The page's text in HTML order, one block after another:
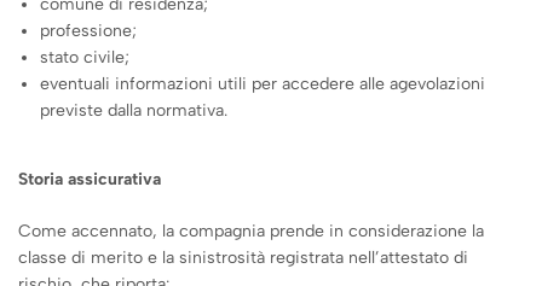
professione;
stato civile;
eventuali informazioni utili per accedere alle agevolazioni
previste dalla normativa.
Storia assicurativa
Come accennato, la compagnia prende in considerazione la
classe di merito e la sinistrosità registrata nell’attestato di